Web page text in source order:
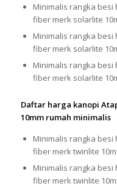
Minimalis rangka besi
fiber merk solarlite
Minimalis rangka besi
fiber merk solarlite
Minimalis rangka besi
fiber merk solarlite
Daftar harga kanopi
10mm rumah minimalis
Minimalis rangka besi
fiber merk twinlite
Minimalis rangka besi
fiber merk twinlite